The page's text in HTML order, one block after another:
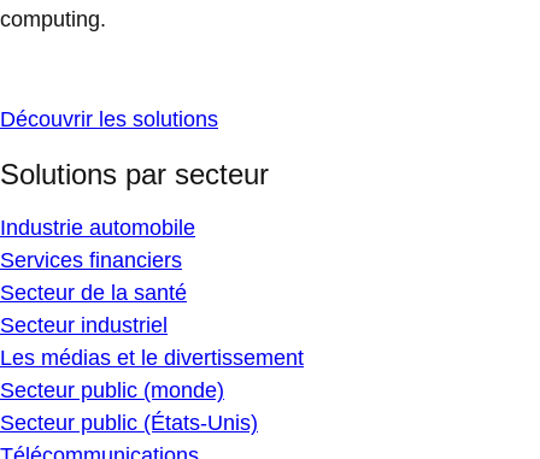
computing.
Découvrir les solutions
Solutions par secteur
Industrie automobile
Services financiers
Secteur de la santé
Secteur industriel
Les médias et le divertissement
Secteur public (monde)
Secteur public (États-Unis)